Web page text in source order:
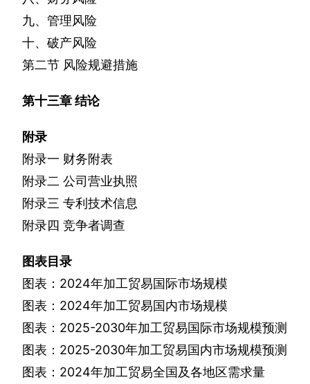
九、管理风险
十、破产风险
第二节 风险规避措施
第十三章结论
附录
附录一 财务附表
附录二 公司营业执照
附录三 专利技术信息
附录四 竞争者调查
图表目录
图表： 2024年加工贸易国际市场规模
图表： 2024年加工贸易国内市场规模
图表： 2025-2030年加工贸易国际市场规模预测
图表： 2025-2030年加工贸易国内市场规模预测
图表： 2024年加工贸易全国及各地区需求量